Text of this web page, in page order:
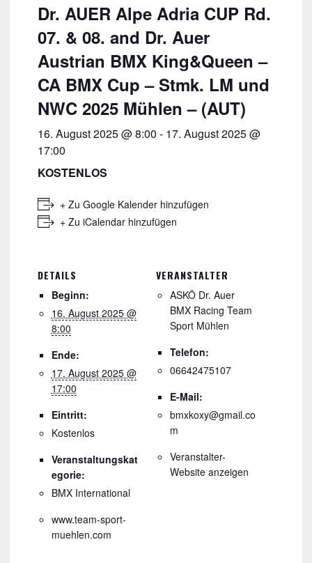
Dr. AUER Alpe Adria CUP Rd.
07. & 08. and Dr. Auer
Austrian BMX King&Queen –
CA BMX Cup – Stmk. LM und
NWC 2025 Mühlen – (AUT)
16. August 2025 @ 8:00 - 17. August 2025 @
17:00
KOSTENLOS
+ Zu Google Kalender hinzufügen
+ Zu iCalendar hinzufügen
DETAILS
Beginn:
16. August 2025 @
8:00
Ende:
17. August 2025 @
17:00
Eintritt:
Kostenlos
Veranstaltungskat
egorie:
BMX International
www.team-sport-
muehlen.com
VERANSTALTER
ASKÖ Dr. Auer
BMX Racing Team
Sport Mühlen
Telefon:
06642475107
E-Mail:
bmxkoxy@gmail.co
m
Veranstalter-
Website anzeigen